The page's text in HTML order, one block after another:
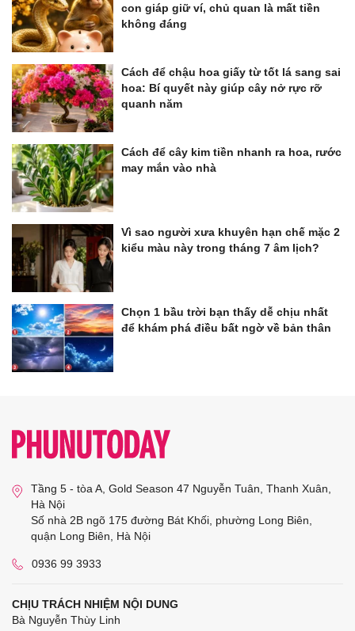
con giáp giữ ví, chủ quan là mất tiền
không đáng
Cách để chậu hoa giấy từ tốt lá sang sai
hoa: Bí quyết này giúp cây nở rực rỡ
quanh năm
Cách để cây kim tiền nhanh ra hoa, rước
may mắn vào nhà
Vì sao người xưa khuyên hạn chế mặc 2
kiểu màu này trong tháng 7 âm lịch?
Chọn 1 bầu trời bạn thấy dễ chịu nhất
để khám phá điều bất ngờ về bản thân
Tầng 5 - tòa A, Gold Season 47 Nguyễn Tuân, Thanh Xuân,
Hà Nội
Số nhà 2B ngõ 175 đường Bát Khối, phường Long Biên,
quận Long Biên, Hà Nội
0936 99 3933
CHỊU TRÁCH NHIỆM NỘI DUNG
Bà Nguyễn Thùy Linh